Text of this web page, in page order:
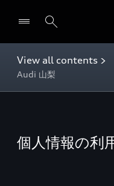
View all contents >
Audi 山梨
個人情報の利